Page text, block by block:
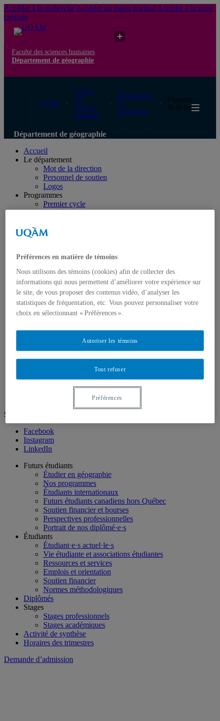
Accéder à la recherche Accéder au menu pricipal Accéder à la zone
centrale
Faculté des sciences humaines
Département de géographie
UQAM
Faculté
des
sciences
humaines
Département
de
géographie
Étiquette :
St-Jérôme
Département de géographie
Accueil
Le département
Mot de la direction
Personnel de soutien
Logos
Programmes
Premier cycle
Deuxième cycle
Directions des programmes
Corps enseignant
Professeur.e.s associé.e.s
Chargé.e.s de cours de géographie
Recherche
Équipes et unités de recherche
Régles d’éthique
Axes de recherche
Équipements de recherche
Nous joindre
Suivez-nous
Facebook
Instagram
LinkedIn
Futurs étudiants
Étudier en géographie
Nos programmes
Étudiants internationaux
Futurs étudiants canadiens hors Québec
Soutien financier et bourses
Perspectives professionnelles
Portrait de nos diplômé·e·s
Étudiants
Étudiant·e·s actuel·le·s
Vie étudiante et associations étudiantes
Ressources et services
Emplois et orientation
Soutien financier
Normes méthodologiques
Diplômés
Stages
Stages professionnels
Stages académiques
Activité de synthèse
Horaires des trimestres
Demande d’admission
Préférences en matière de témoins
Nous utilisons des témoins (cookies) afin de collecter des
informations qui nous permettent d’améliorer votre expérience sur
le site, de vous proposer des contenus vidéo, d’analyser les
statistiques de fréquentation, etc. Vous pouvez personnaliser votre
choix en sélectionnant « Préférences ».
Tout refuser
Autoriser les témoins
Préférences